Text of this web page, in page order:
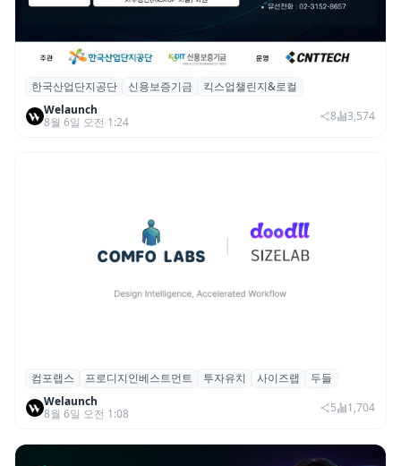
산단공·신보, 2026 ‘킥스업 챌린지&로컬’ 참
여 스타트업 모집
한국산업단지공단 신용보증기금
킥스업챌린지&로컬
Welaunch
8월 6일 오전 1:24
8 3,574
컴포랩스, 프로디지인베스트먼트로부터 시
드 투자 유치
컴포랩스 프로디지인베스트먼트 투자유치 사이즈랩
두들
Welaunch
8월 6일 오전 1:08
5 1,704